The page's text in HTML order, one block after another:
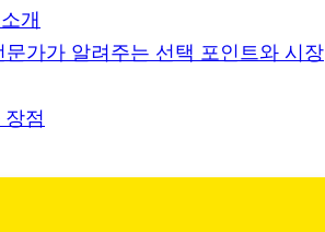
개
가가 알려주는 선택 포인트와 시장
점